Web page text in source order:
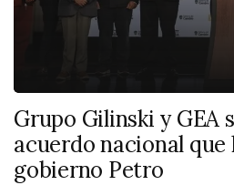
Grupo Gilinski y GEA
acuerdo nacional que
gobierno Petro